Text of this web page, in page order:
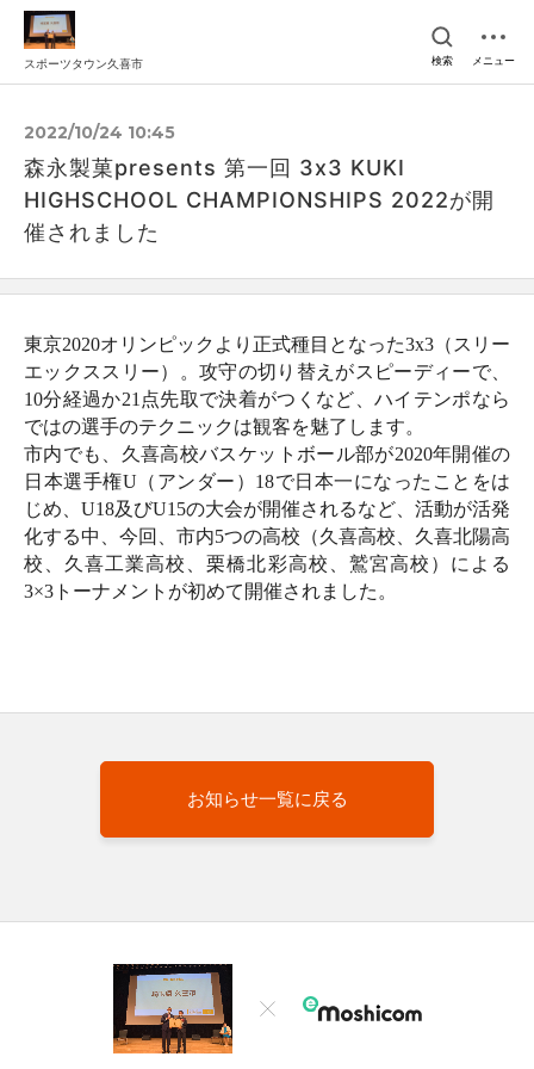
スポーツタウン久喜市 検索 メニュー
2022/10/24 10:45
森永製菓presents 第一回 3x3 KUKI
HIGHSCHOOL CHAMPIONSHIPS 2022が開
催されました
東京2020オリンピックより正式種目となった3x3（スリー
エックススリー）。攻守の切り替えがスピーディーで、
10分経過か21点先取で決着がつくなど、ハイテンポなら
ではの選手のテクニックは観客を魅了します。
市内でも、久喜高校バスケットボール部が2020年開催の
日本選手権U（アンダー）18で日本一になったことをは
じめ、U18及びU15の大会が開催されるなど、活動が活発
化する中、今回、市内5つの高校（久喜高校、久喜北陽高
校、久喜工業高校、栗橋北彩高校、鷲宮高校）による
3×3トーナメントが初めて開催されました。
お知らせ一覧に戻る